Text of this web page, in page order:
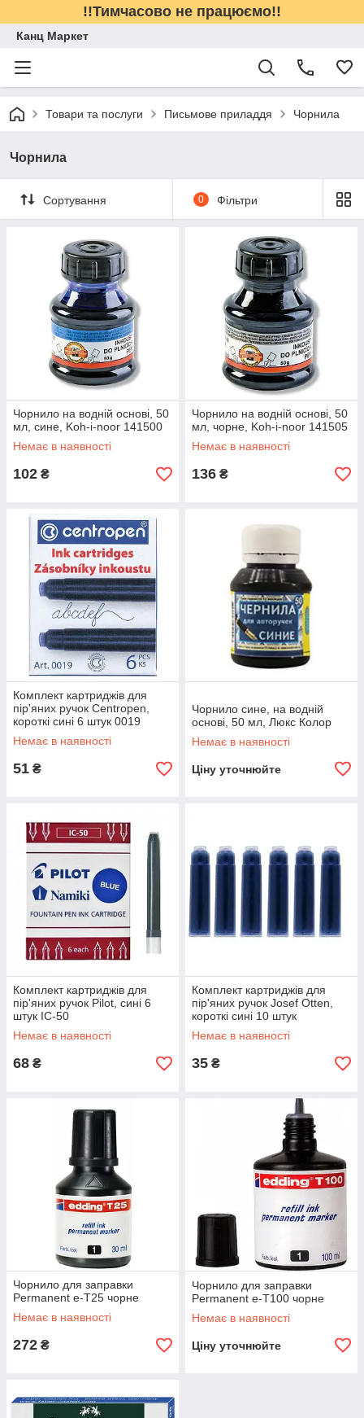
!!Тимчасово не працюємо!!
Канц Маркет
Товари та послуги Письмове приладдя Чорнила
Чорнила
Сортування 0 Фільтри
Чорнило на водній основі, 50
мл, сине, Koh-i-noor 141500
Немає в наявності
102 ₴
Чорнило на водній основі, 50
мл, чорне, Koh-i-noor 141505
Немає в наявності
136 ₴
Комплект картриджів для
пір'яних ручок Centropen,
короткі сині 6 штук 0019
Немає в наявності
51 ₴
Чорнило сине, на водній
основі, 50 мл, Люкс Колор
Немає в наявності
Ціну уточнюйте
Комплект картриджів для
пір'яних ручок Pilot, сині 6
штук IC-50
Немає в наявності
68 ₴
Комплект картриджів для
пір'яних ручок Josef Otten,
короткі сині 10 штук
Немає в наявності
35 ₴
Чорнило для заправки
Permanent e-T25 чорне
Немає в наявності
272 ₴
Чорнило для заправки
Permanent e-T100 чорне
Немає в наявності
Ціну уточнюйте